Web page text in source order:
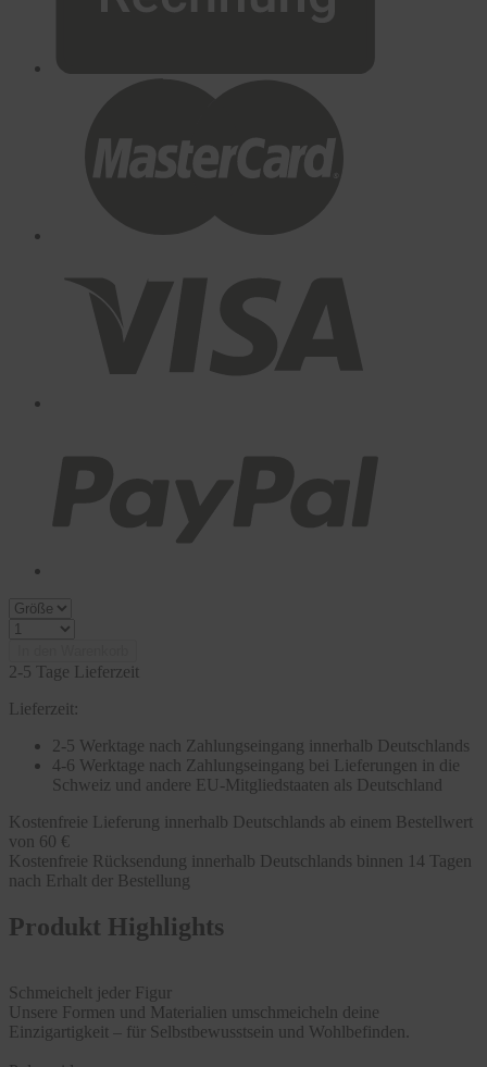
2-5 Tage Lieferzeit
Lieferzeit:
2-5 Werktage nach Zahlungseingang innerhalb Deutschlands
4-6 Werktage nach Zahlungseingang bei Lieferungen in die
Schweiz und andere EU-Mitgliedstaaten als Deutschland
Kostenfreie Lieferung innerhalb Deutschlands ab einem Bestellwert
von 60 €
Kostenfreie Rücksendung innerhalb Deutschlands binnen 14 Tagen
nach Erhalt der Bestellung
Produkt Highlights
Schmeichelt jeder Figur
Unsere Formen und Materialien umschmeicheln deine
Einzigartigkeit – für Selbstbewusstsein und Wohlbefinden.